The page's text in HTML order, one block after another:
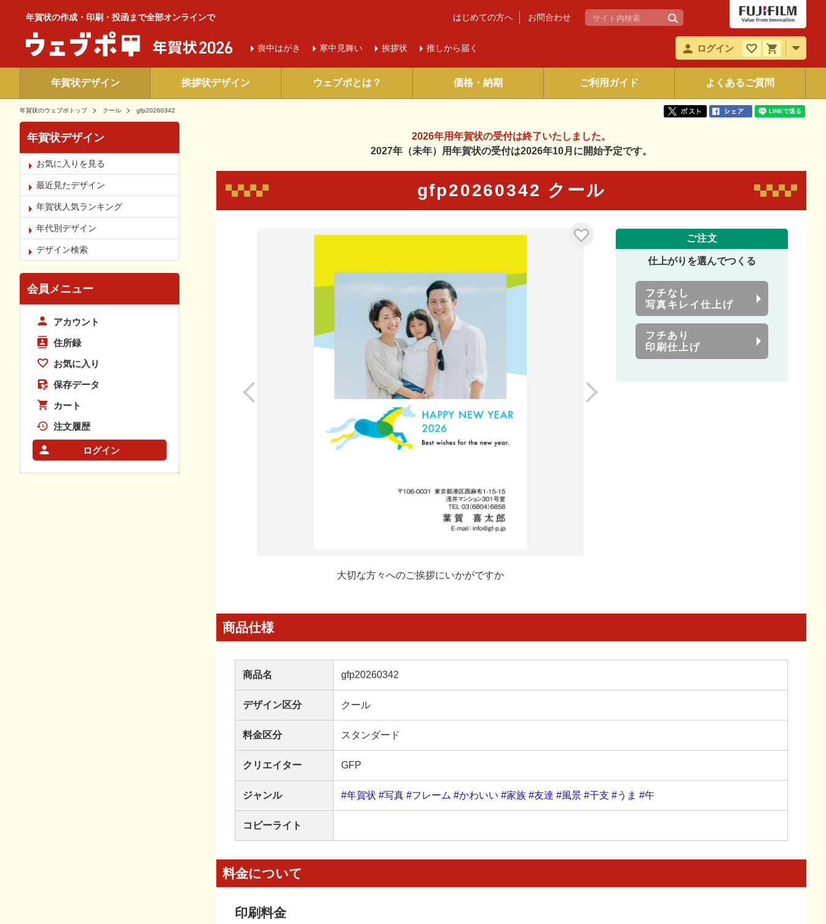
年賀状の作成・印刷・投函まで全部オンラインで
喪中はがき 寒中 見舞い 挨拶状 推しから届く
はじめての方へ お問合わせ
ログイン
年賀状デザイン 挨拶状デザイン ウェブポとは？ 価格・納期 ご利用ガイド よくあるご質問
年賀状のウェブポトップ クール gfp20260342
2026年用年賀状の受付は終了いたしました。
2027年（未年）用年賀状の受付は2026年10月に開始予定です。
gfp20260342 クール
大切な方々へのご挨拶にいかがですか
ご注文
仕上がりを選んでつくる
フチなし
写真キレイ仕上げ
フチあり
印刷仕上げ
商品仕様
商品名 gfp20260342
デザイン区分 クール
料金区分 スタンダード
クリエイター GFP
ジャンル #年賀状 #写真 #フレーム #かわいい #家族 #友達 #風景 #干支 #うま #午
コピーライト
料金について
印刷料金
年賀状デザイン
お気に入りを見る
最近見たデザイン
年賀状人気ランキング
年代別デザイン
デザイン検索
会員メニュー
アカウント
住所録
お気に入り
保存データ
カート
注文履歴
ログイン